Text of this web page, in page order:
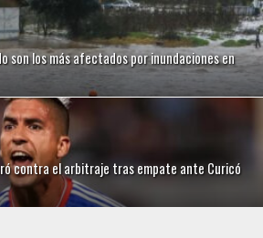
son los más afectados por inundaciones en
contra el arbitraje tras empate ante Curicó